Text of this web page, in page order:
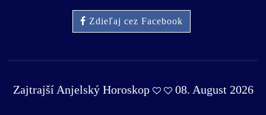
Zdieľaj cez Facebook
Zajtrajší Anjelský Horoskop 08. August 2026